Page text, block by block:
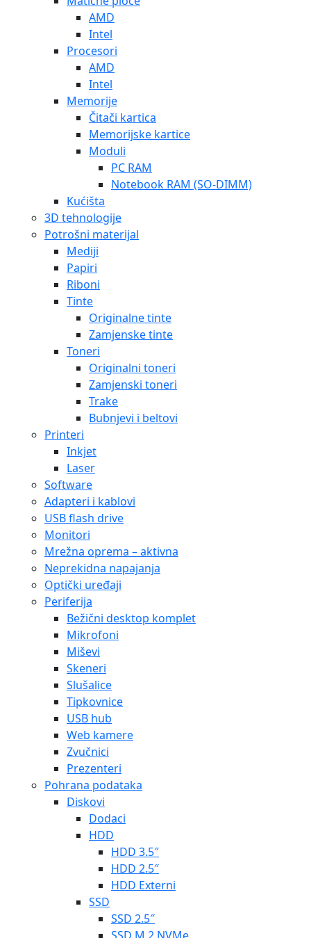
AMD
Intel
Procesori
AMD
Intel
Memorije
Čitači kartica
Memorijske kartice
Moduli
PC RAM
Notebook RAM (SO-DIMM)
Kućišta
3D tehnologije
Potrošni materijal
Mediji
Papiri
Riboni
Tinte
Originalne tinte
Zamjenske tinte
Toneri
Originalni toneri
Zamjenski toneri
Trake
Bubnjevi i beltovi
Printeri
Inkjet
Laser
Software
Adapteri i kablovi
USB flash drive
Monitori
Mrežna oprema – aktivna
Neprekidna napajanja
Optički uređaji
Periferija
Bežični desktop komplet
Mikrofoni
Miševi
Skeneri
Slušalice
Tipkovnice
USB hub
Web kamere
Zvučnici
Prezenteri
Pohrana podataka
Diskovi
Dodaci
HDD
HDD 3.5″
HDD 2.5″
HDD Externi
SSD
SSD 2.5″